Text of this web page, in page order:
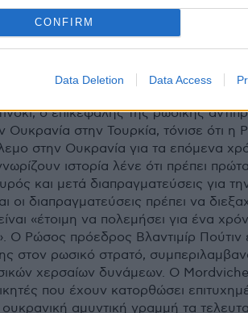
CONFIRM
Data Deletion Data Access
(25)
ο επικεφαλής της ρωσικής
Ουκρανία στην Τουρκία, τόνισε ότι η
στην Ουκρανία για τα επόμενα
ιστορία λένε ότι πρέπει
και μετά διαπραγματεύσεις για
οι διαπραγματεύσεις πρέπει να
«έτοιμη να πολεμήσει για ένα
Ο Ρώσος πρόεδρος Βλαντιμίρ Πούτιν
στον ρωσικό στρατό,
χερσαίων δυνάμεων. Ο
που έχουν κατορθώσει
ουκρανική αμυντική γραμμή τα